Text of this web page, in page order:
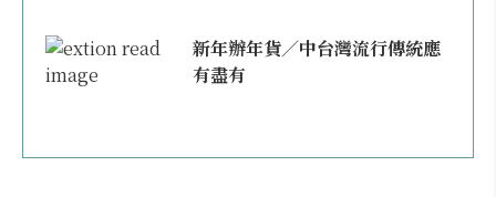
新年辦年貨／中台灣流行傳統應
有盡有